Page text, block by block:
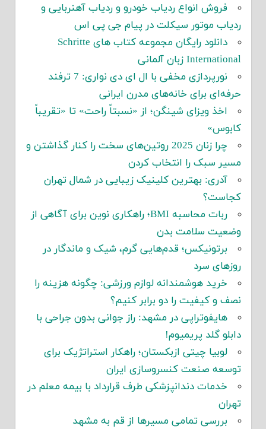
فروش انواع ردیاب خودرو و ردیاب آهنربایی و
ردیاب موتور سیکلت در پیام جی پی اس
دانلود رایگان مجموعه کتاب های Schritte
International زبان آلمانی
نورپردازی مخفی با ال ای دی نواری: 7 ترفند
حرفه‌ای برای خانه‌های مدرن ایرانی
اخذ ویزای شینگن؛ از «نسبتاً راحت» تا «تقریباً
کابوس»
چرا زنان 2025 روتین‌های سخت را کنار گذاشتن و
مسیر سبک را انتخاب کردن
آدری: بهترین کلینیک زیبایی در شمال تهران
کجاست؟
ربات محاسبه BMI؛ راهکاری نوین برای آگاهی از
وضعیت سلامت بدن
برتونیکس؛ قدم‌هایی گرم، شیک و ماندگار در
روزهای سرد
خرید هوشمندانه لوازم ورزشی: چگونه هزینه را
نصف و کیفیت را دو برابر کنیم؟
هایفوتراپی در مشهد: راز جوانی بدون جراحی با
دابلو گلد پریمیوم!
لوبیا چیتی ازبکستان؛ راهکار استراتژیک برای
توسعه صنعت کنسروسازی ایران
خدمات دندانپزشکی طرف قرارداد با بیمه معلم در
تهران
بررسی تمامی مسیرها از قم به مشهد